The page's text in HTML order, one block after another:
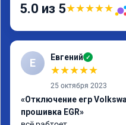
5.0 из 5★★★★★
Е Евгений ✓
★★★★★
25 октября 2023
«Отключение егр
прошивка EGR»